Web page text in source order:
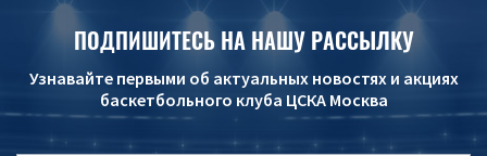
ПОДПИШИТЕСЬ НА НАШУ РАССЫЛКУ
Узнавайте первыми об актуальных новостях и акциях
баскетбольного клуба ЦСКА Москва